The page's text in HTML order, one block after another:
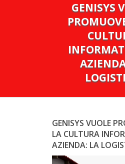
GENISYS
GENISYS VUOLE
LA CULTURA
AZIENDA: LA